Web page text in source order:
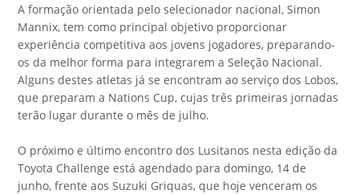
A formação orientada pelo selecionador nacional, Simon
Mannix, tem como principal objetivo proporcionar
experiência competitiva aos jovens jogadores, preparando-
os da melhor forma para integrarem a Seleção Nacional.
Alguns destes atletas já se encontram ao serviço dos Lobos,
que preparam a Nations Cup, cujas três primeiras jornadas
terão lugar durante o mês de julho.
O próximo e último encontro dos Lusitanos nesta edição da
Toyota Challenge está agendado para domingo, 14 de
junho, frente aos Suzuki Griquas, que hoje venceram os